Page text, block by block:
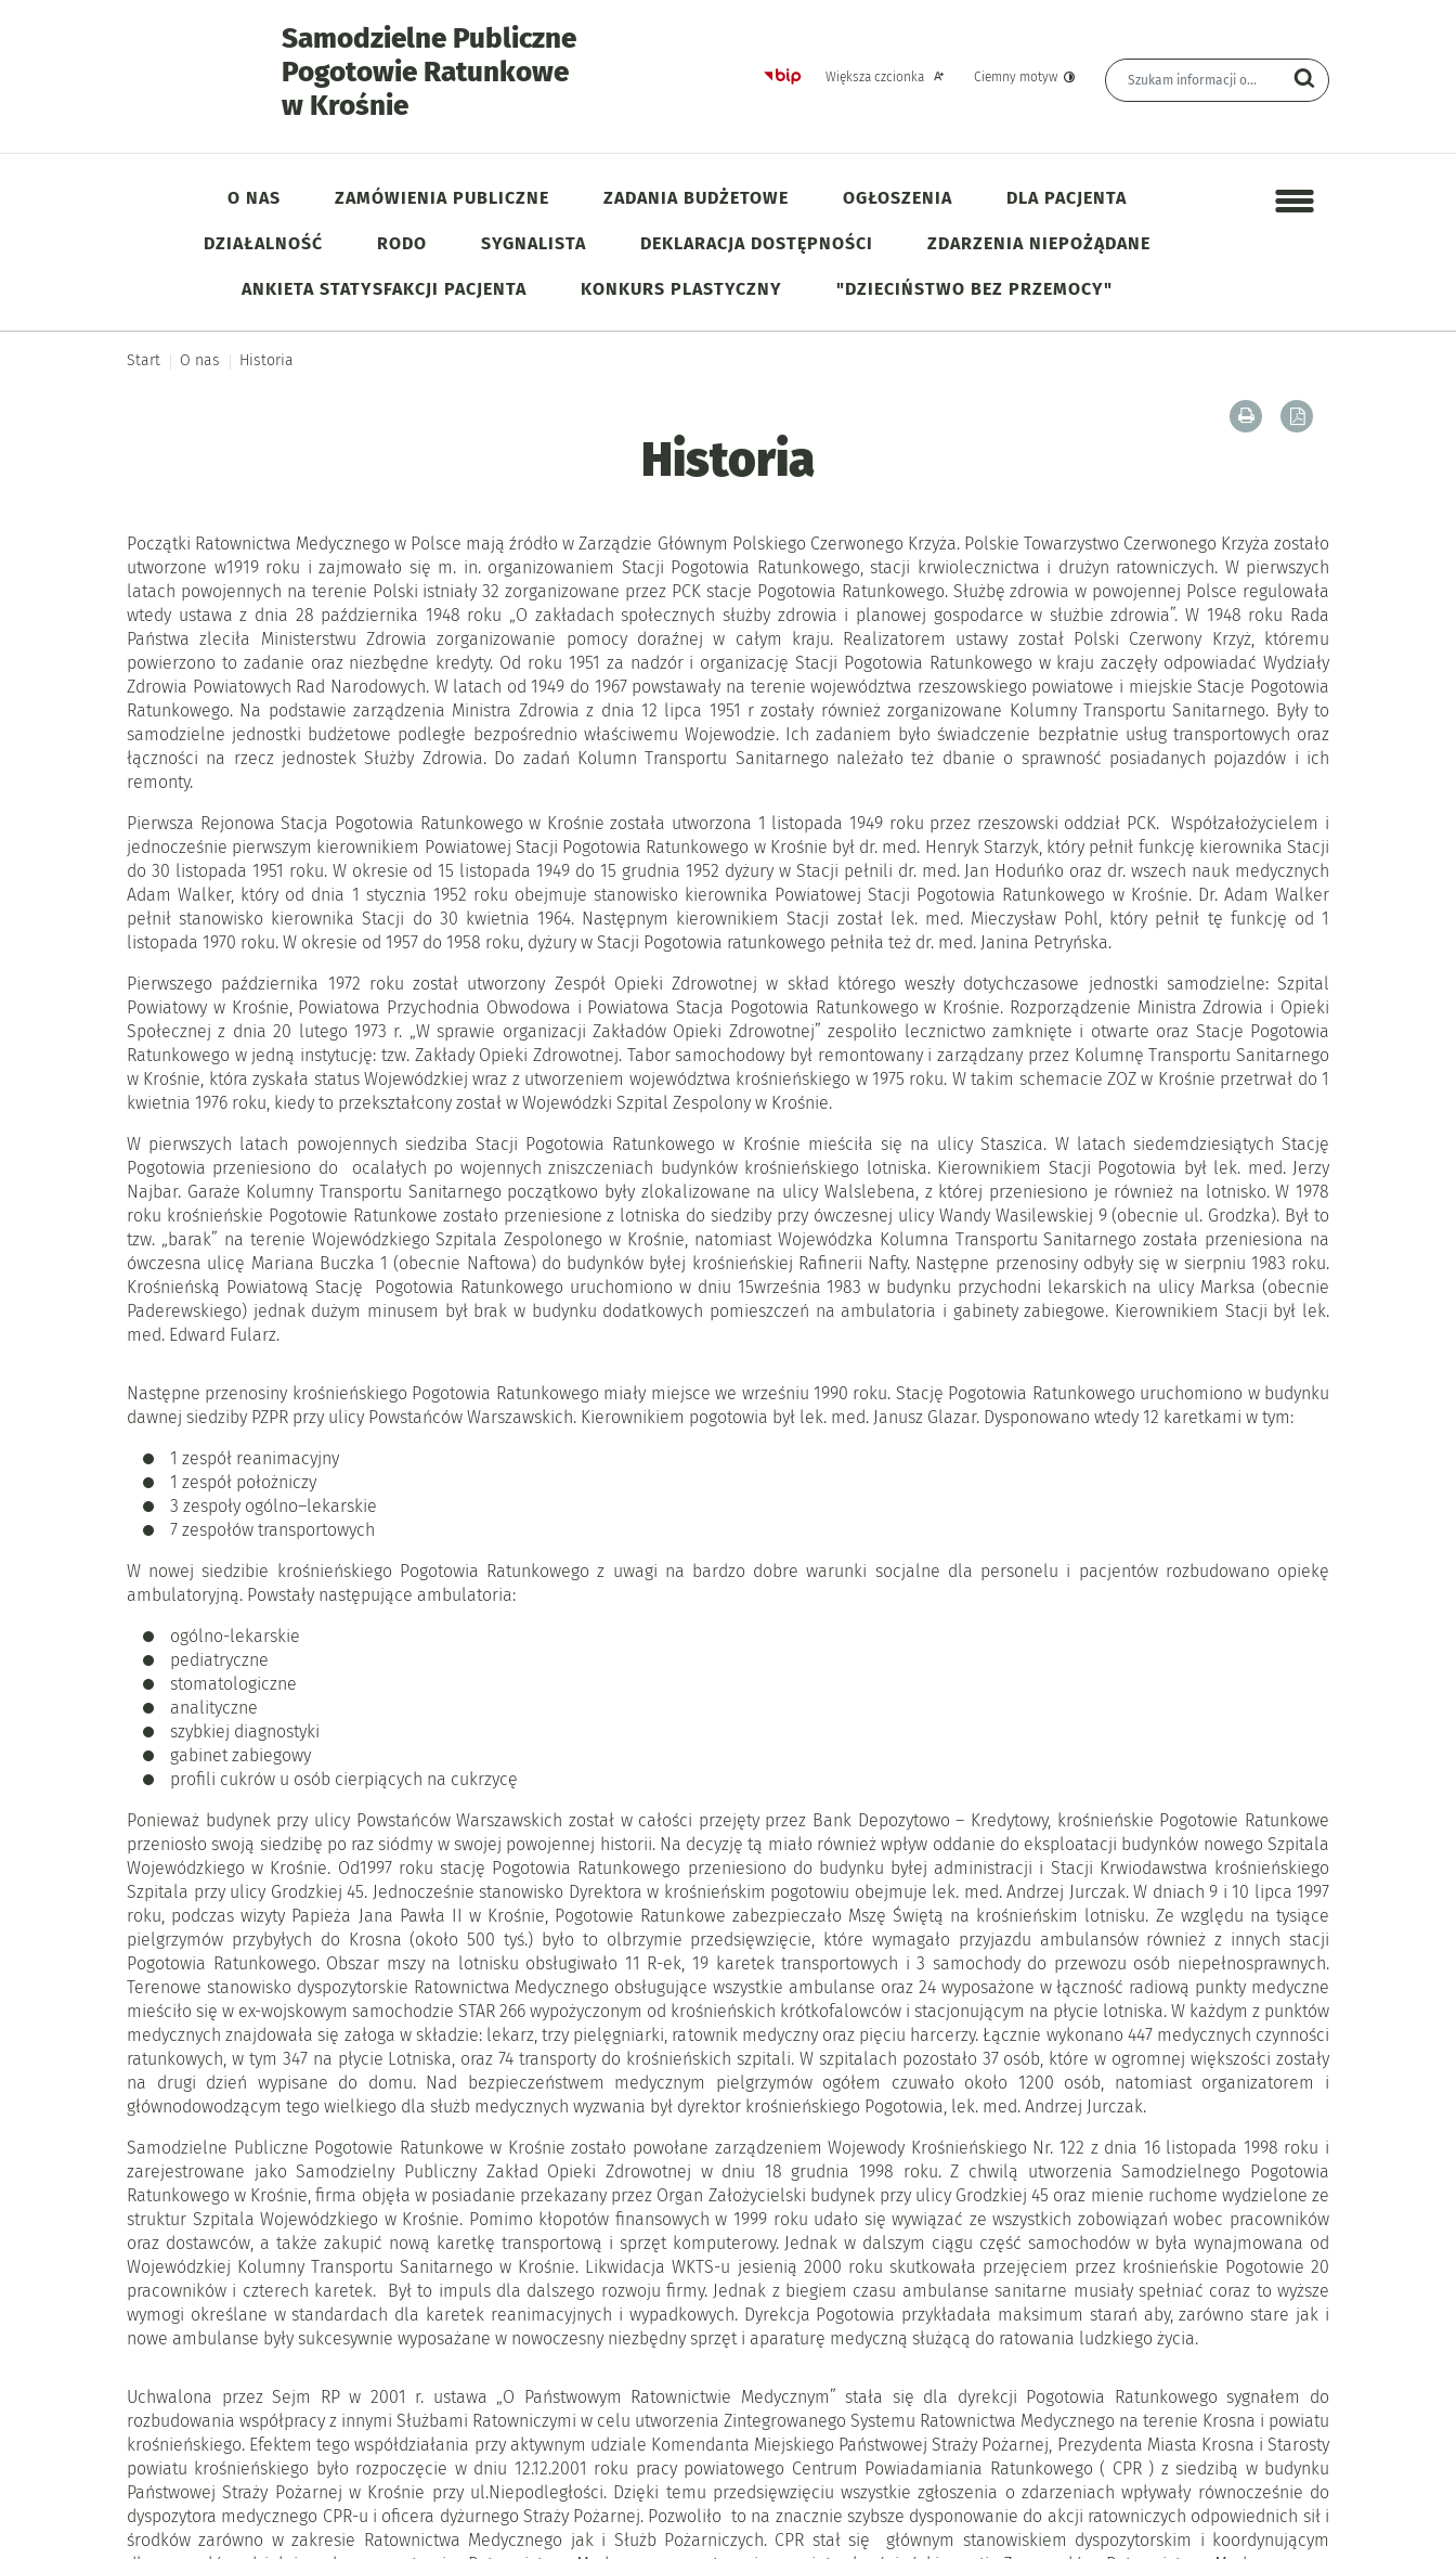
Samodzielne Publiczne
Pogotowie Ratunkowe
w Krośnie- Historia
Strona główna - Biuletyn Informacji Publicznej
Większa czcionka Ciemny motyw Wyszukiwarka
Wyszukiwana fraza Szukaj
Menu główne
O NAS ZAMÓWIENIA PUBLICZNE ZADANIA BUDŻETOWE OGŁOSZENIA DLA PACJENTA
DZIAŁALNOŚĆ RODO SYGNALISTA DEKLARACJA DOSTĘPNOŚCI ZDARZENIA NIEPOŻĄDANE
ANKIETA STATYSFAKCJI PACJENTA KONKURS PLASTYCZNY "DZIECIŃSTWO BEZ PRZEMOCY"
Menu dodatkowe
Start O nas Historia
Historia
Drukuj zawartość
Zapisz tekst
Początki Ratownictwa Medycznego w Polsce mają źródło w Zarządzie Głównym Polskiego Czerwonego Krzyża. Polskie Towarzystwo Czerwonego Krzyża zostało
utworzone w1919 roku i zajmowało się m. in. organizowaniem Stacji Pogotowia Ratunkowego, stacji krwiolecznictwa i drużyn ratowniczych. W pierwszych
latach powojennych na terenie Polski istniały 32 zorganizowane przez PCK stacje Pogotowia Ratunkowego. Służbę zdrowia w powojennej Polsce regulowała
wtedy ustawa z dnia 28 października 1948 roku „O zakładach społecznych służby zdrowia i planowej gospodarce w służbie zdrowia”. W 1948 roku Rada
Państwa zleciła Ministerstwu Zdrowia zorganizowanie pomocy doraźnej w całym kraju. Realizatorem ustawy został Polski Czerwony Krzyż, któremu
powierzono to zadanie oraz niezbędne kredyty. Od roku 1951 za nadzór i organizację Stacji Pogotowia Ratunkowego w kraju zaczęły odpowiadać Wydziały
Zdrowia Powiatowych Rad Narodowych. W latach od 1949 do 1967 powstawały na terenie województwa rzeszowskiego powiatowe i miejskie Stacje Pogotowia
Ratunkowego. Na podstawie zarządzenia Ministra Zdrowia z dnia 12 lipca 1951 r zostały również zorganizowane Kolumny Transportu Sanitarnego. Były to
samodzielne jednostki budżetowe podległe bezpośrednio właściwemu Wojewodzie. Ich zadaniem było świadczenie bezpłatnie usług transportowych oraz
łączności na rzecz jednostek Służby Zdrowia. Do zadań Kolumn Transportu Sanitarnego należało też dbanie o sprawność posiadanych pojazdów i ich
remonty.
Pierwsza Rejonowa Stacja Pogotowia Ratunkowego w Krośnie została utworzona 1 listopada 1949 roku przez rzeszowski oddział PCK. Współzałożycielem i
jednocześnie pierwszym kierownikiem Powiatowej Stacji Pogotowia Ratunkowego w Krośnie był dr. med. Henryk Starzyk, który pełnił funkcję kierownika Stacji
do 30 listopada 1951 roku. W okresie od 15 listopada 1949 do 15 grudnia 1952 dyżury w Stacji pełnili dr. med. Jan Hoduńko oraz dr. wszech nauk medycznych
Adam Walker, który od dnia 1 stycznia 1952 roku obejmuje stanowisko kierownika Powiatowej Stacji Pogotowia Ratunkowego w Krośnie. Dr. Adam Walker
pełnił stanowisko kierownika Stacji do 30 kwietnia 1964. Następnym kierownikiem Stacji został lek. med. Mieczysław Pohl, który pełnił tę funkcję od 1
listopada 1970 roku. W okresie od 1957 do 1958 roku, dyżury w Stacji Pogotowia ratunkowego pełniła też dr. med. Janina Petryńska.
Pierwszego października 1972 roku został utworzony Zespół Opieki Zdrowotnej w skład którego weszły dotychczasowe jednostki samodzielne: Szpital
Powiatowy w Krośnie, Powiatowa Przychodnia Obwodowa i Powiatowa Stacja Pogotowia Ratunkowego w Krośnie. Rozporządzenie Ministra Zdrowia i Opieki
Społecznej z dnia 20 lutego 1973 r. „W sprawie organizacji Zakładów Opieki Zdrowotnej” zespoliło lecznictwo zamknięte i otwarte oraz Stacje Pogotowia
Ratunkowego w jedną instytucję: tzw. Zakłady Opieki Zdrowotnej. Tabor samochodowy był remontowany i zarządzany przez Kolumnę Transportu Sanitarnego
w Krośnie, która zyskała status Wojewódzkiej wraz z utworzeniem województwa krośnieńskiego w 1975 roku. W takim schemacie ZOZ w Krośnie przetrwał do 1
kwietnia 1976 roku, kiedy to przekształcony został w Wojewódzki Szpital Zespolony w Krośnie.
W pierwszych latach powojennych siedziba Stacji Pogotowia Ratunkowego w Krośnie mieściła się na ulicy Staszica. W latach siedemdziesiątych Stację
Pogotowia przeniesiono do ocalałych po wojennych zniszczeniach budynków krośnieńskiego lotniska. Kierownikiem Stacji Pogotowia był lek. med. Jerzy
Najbar. Garaże Kolumny Transportu Sanitarnego początkowo były zlokalizowane na ulicy Walslebena, z której przeniesiono je również na lotnisko. W 1978
roku krośnieńskie Pogotowie Ratunkowe zostało przeniesione z lotniska do siedziby przy ówczesnej ulicy Wandy Wasilewskiej 9 (obecnie ul. Grodzka). Był to
tzw. „barak” na terenie Wojewódzkiego Szpitala Zespolonego w Krośnie, natomiast Wojewódzka Kolumna Transportu Sanitarnego została przeniesiona na
ówczesna ulicę Mariana Buczka 1 (obecnie Naftowa) do budynków byłej krośnieńskiej Rafinerii Nafty. Następne przenosiny odbyły się w sierpniu 1983 roku.
Krośnieńską Powiatową Stację Pogotowia Ratunkowego uruchomiono w dniu 15września 1983 w budynku przychodni lekarskich na ulicy Marksa (obecnie
Paderewskiego) jednak dużym minusem był brak w budynku dodatkowych pomieszczeń na ambulatoria i gabinety zabiegowe. Kierownikiem Stacji był lek.
med. Edward Fularz.
Następne przenosiny krośnieńskiego Pogotowia Ratunkowego miały miejsce we wrześniu 1990 roku. Stację Pogotowia Ratunkowego uruchomiono w budynku
dawnej siedziby PZPR przy ulicy Powstańców Warszawskich. Kierownikiem pogotowia był lek. med. Janusz Glazar. Dysponowano wtedy 12 karetkami w tym:
1 zespół reanimacyjny
1 zespół położniczy
3 zespoły ogólno–lekarskie
7 zespołów transportowych
W nowej siedzibie krośnieńskiego Pogotowia Ratunkowego z uwagi na bardzo dobre warunki socjalne dla personelu i pacjentów rozbudowano opiekę
ambulatoryjną. Powstały następujące ambulatoria:
ogólno-lekarskie
pediatryczne
stomatologiczne
analityczne
szybkiej diagnostyki
gabinet zabiegowy
profili cukrów u osób cierpiących na cukrzycę
Ponieważ budynek przy ulicy Powstańców Warszawskich został w całości przejęty przez Bank Depozytowo – Kredytowy, krośnieńskie Pogotowie Ratunkowe
przeniosło swoją siedzibę po raz siódmy w swojej powojennej historii. Na decyzję tą miało również wpływ oddanie do eksploatacji budynków nowego Szpitala
Wojewódzkiego w Krośnie. Od1997 roku stację Pogotowia Ratunkowego przeniesiono do budynku byłej administracji i Stacji Krwiodawstwa krośnieńskiego
Szpitala przy ulicy Grodzkiej 45. Jednocześnie stanowisko Dyrektora w krośnieńskim pogotowiu obejmuje lek. med. Andrzej Jurczak. W dniach 9 i 10 lipca 1997
roku, podczas wizyty Papieża Jana Pawła II w Krośnie, Pogotowie Ratunkowe zabezpieczało Mszę Świętą na krośnieńskim lotnisku. Ze względu na tysiące
pielgrzymów przybyłych do Krosna (około 500 tyś.) było to olbrzymie przedsięwzięcie, które wymagało przyjazdu ambulansów również z innych stacji
Pogotowia Ratunkowego. Obszar mszy na lotnisku obsługiwało 11 R-ek, 19 karetek transportowych i 3 samochody do przewozu osób niepełnosprawnych.
Terenowe stanowisko dyspozytorskie Ratownictwa Medycznego obsługujące wszystkie ambulanse oraz 24 wyposażone w łączność radiową punkty medyczne
mieściło się w ex-wojskowym samochodzie STAR 266 wypożyczonym od krośnieńskich krótkofalowców i stacjonującym na płycie lotniska. W każdym z punktów
medycznych znajdowała się załoga w składzie: lekarz, trzy pielęgniarki, ratownik medyczny oraz pięciu harcerzy. Łącznie wykonano 447 medycznych czynności
ratunkowych, w tym 347 na płycie Lotniska, oraz 74 transporty do krośnieńskich szpitali. W szpitalach pozostało 37 osób, które w ogromnej większości zostały
na drugi dzień wypisane do domu. Nad bezpieczeństwem medycznym pielgrzymów ogółem czuwało około 1200 osób, natomiast organizatorem i
głównodowodzącym tego wielkiego dla służb medycznych wyzwania był dyrektor krośnieńskiego Pogotowia, lek. med. Andrzej Jurczak.
Samodzielne Publiczne Pogotowie Ratunkowe w Krośnie zostało powołane zarządzeniem Wojewody Krośnieńskiego Nr. 122 z dnia 16 listopada 1998 roku i
zarejestrowane jako Samodzielny Publiczny Zakład Opieki Zdrowotnej w dniu 18 grudnia 1998 roku. Z chwilą utworzenia Samodzielnego Pogotowia
Ratunkowego w Krośnie, firma objęła w posiadanie przekazany przez Organ Założycielski budynek przy ulicy Grodzkiej 45 oraz mienie ruchome wydzielone ze
struktur Szpitala Wojewódzkiego w Krośnie. Pomimo kłopotów finansowych w 1999 roku udało się wywiązać ze wszystkich zobowiązań wobec pracowników
oraz dostawców, a także zakupić nową karetkę transportową i sprzęt komputerowy. Jednak w dalszym ciągu część samochodów w była wynajmowana od
Wojewódzkiej Kolumny Transportu Sanitarnego w Krośnie. Likwidacja WKTS-u jesienią 2000 roku skutkowała przejęciem przez krośnieńskie Pogotowie 20
pracowników i czterech karetek. Był to impuls dla dalszego rozwoju firmy. Jednak z biegiem czasu ambulanse sanitarne musiały spełniać coraz to wyższe
wymogi określane w standardach dla karetek reanimacyjnych i wypadkowych. Dyrekcja Pogotowia przykładała maksimum starań aby, zarówno stare jak i
nowe ambulanse były sukcesywnie wyposażane w nowoczesny niezbędny sprzęt i aparaturę medyczną służącą do ratowania ludzkiego życia.
Uchwalona przez Sejm RP w 2001 r. ustawa „O Państwowym Ratownictwie Medycznym” stała się dla dyrekcji Pogotowia Ratunkowego sygnałem do
rozbudowania współpracy z innymi Służbami Ratowniczymi w celu utworzenia Zintegrowanego Systemu Ratownictwa Medycznego na terenie Krosna i powiatu
krośnieńskiego. Efektem tego współdziałania przy aktywnym udziale Komendanta Miejskiego Państwowej Straży Pożarnej, Prezydenta Miasta Krosna i Starosty
powiatu krośnieńskiego było rozpoczęcie w dniu 12.12.2001 roku pracy powiatowego Centrum Powiadamiania Ratunkowego ( CPR ) z siedzibą w budynku
Państwowej Straży Pożarnej w Krośnie przy ul.Niepodległości. Dzięki temu przedsięwzięciu wszystkie zgłoszenia o zdarzeniach wpływały równocześnie do
dyspozytora medycznego CPR-u i oficera dyżurnego Straży Pożarnej. Pozwoliło to na znacznie szybsze dysponowanie do akcji ratowniczych odpowiednich sił i
środków zarówno w zakresie Ratownictwa Medycznego jak i Służb Pożarniczych. CPR stał się głównym stanowiskiem dyspozytorskim i koordynującym